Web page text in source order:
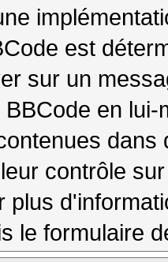
est
sur un
en
contrôle
plus
le formulaire